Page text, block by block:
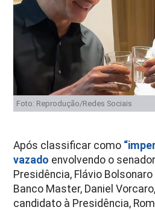
Foto: Reprodução/Redes Sociais
Após classificar como
vazado envolvendo o
Presidência, Flávio Bolsonaro
Banco Master, Daniel
candidato à Presidência,